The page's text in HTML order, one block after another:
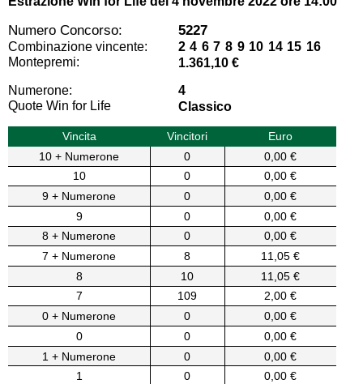
Numero Concorso: 5227
Combinazione vincente:
2 4 6 7 8 9 10 14 15 16
Montepremi:
1.361,10 €
Numerone:
4
Quote Win for Life
Classico
Vincita Vincitori
Euro
10 + Numerone
0
0,00 €
10
0
0,00 €
9 + Numerone
0
0,00 €
9
0
0,00 €
8 + Numerone
0
0,00 €
7 + Numerone
8
11,05 €
8
10
11,05 €
7
109
2,00 €
0 + Numerone
0
0,00 €
0
0
0,00 €
1 + Numerone
0
0,00 €
1
0
0,00 €